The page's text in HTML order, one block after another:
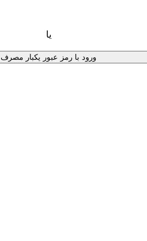
یا
ورود با رمز عبور یکبار مصرف